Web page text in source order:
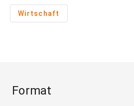
Wirtschaft
Format